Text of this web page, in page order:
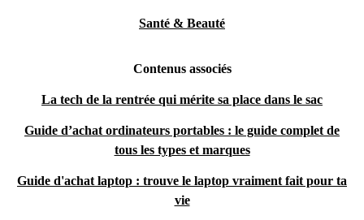
Santé & Beauté
Contenus associés
La tech de la rentrée qui mérite sa place dans le sac
Guide d’achat ordinateurs portables : le guide complet de
tous les types et marques
Guide d'achat laptop : trouve le laptop vraiment fait pour ta
vie